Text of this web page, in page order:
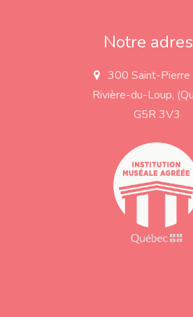
Notre
a
d
300 Saint-
Rivière-du-Loup,
G5R 3V3